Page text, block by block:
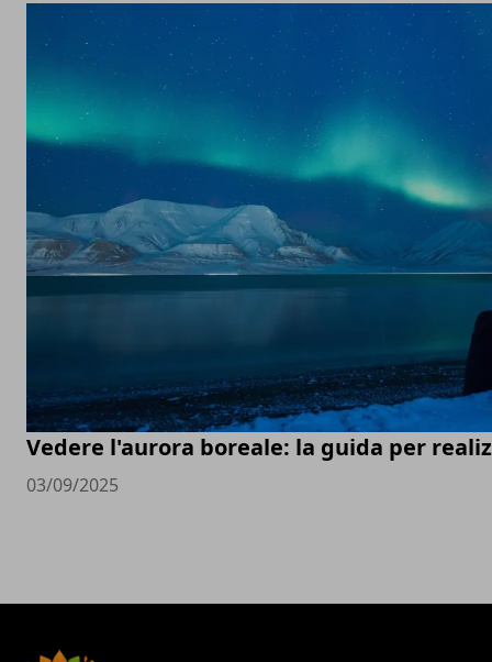
Vedere l'aurora boreale: la guida per
03/09/2025